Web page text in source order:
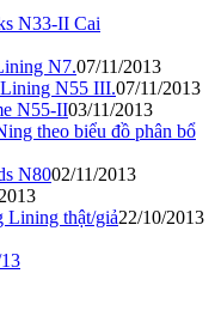
N33-II Cai
N7.07/11/2013
N55 III.07/11/2013
N55-II03/11/2013
theo biểu đồ phân bổ
N8002/11/2013
Lining thật/giả22/10/2013